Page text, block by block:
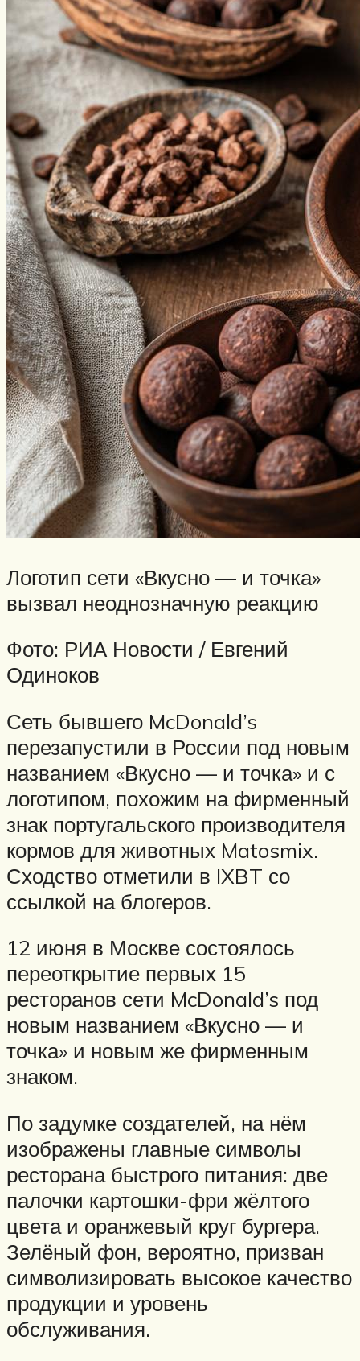
Логотип сети «Вкусно — и точка»
вызвал неоднозначную реакцию
Фото: РИА Новости / Евгений
Одиноков
Сеть бывшего McDonald’s
перезапустили в России под новым
названием «Вкусно — и точка» и с
логотипом, похожим на фирменный
знак португальского производителя
кормов для животных Matosmix.
Сходство отметили в IXBT со
ссылкой на блогеров.
12 июня в Москве состоялось
переоткрытие первых 15
ресторанов сети McDonald’s под
новым названием «Вкусно — и
точка» и новым же фирменным
знаком.
По задумке создателей, на нём
изображены главные символы
ресторана быстрого питания: две
палочки картошки-фри жёлтого
цвета и оранжевый круг бургера.
Зелёный фон, вероятно, призван
символизировать высокое качество
продукции и уровень
обслуживания.